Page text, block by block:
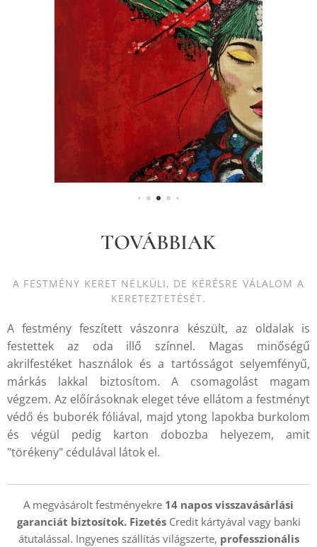
TOVÁBBIAK
A FESTMÉNY KERET NÉLKÜLI, DE KÉRÉSRE VÁLALOM A
KERETEZTETÉSÉT.
A festmény feszített vászonra készült, az oldalak is
festettek az oda illő színnel. Magas minőségű
akrilfestéket használok és a tartósságot selyemfényű,
márkás lakkal biztosítom. A csomagolást magam
végzem. Az előírásoknak eleget téve ellátom a festményt
védő és buborék fóliával, majd ytong lapokba burkolom
és végül pedig karton dobozba helyezem, amit
"törékeny" cédulával látok el.
A megvásárolt festményekre 14 napos visszavásárlási
garanciát biztosítok. Fizetés Credit kártyával vagy banki
átutalással. Ingyenes szállítás világszerte, professzionális